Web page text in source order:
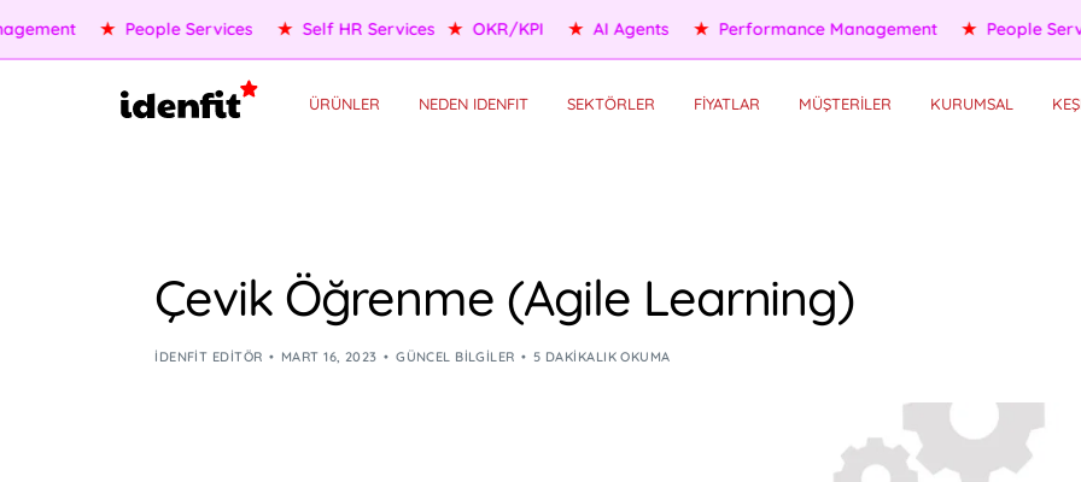
OKR/KPI ★ AI Agents ★ Performance Management ★ People Services ★ Self HR Services ★ OKR/KPI ★ AI Agents
ÜRÜNLER NEDEN IDENFIT SEKTÖRLER FİYATLAR MÜŞTERİLER KURUMSAL
Çevik Öğrenme (Agile Learning)
IDENFIT EDITÖR MART 16, 2023 GÜNCEL BILGILER 5 DAKIKALIK OKUMA